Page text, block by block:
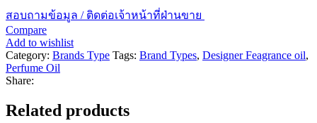
สอบถามข้อมูล / ติดต่อเจ้าหน้าที่ฝ่านขาย
Compare
Add to wishlist
Category: Brands Type Tags: Brand Types, Designer Feagrance oil,
Perfume Oil
Share:
Related products